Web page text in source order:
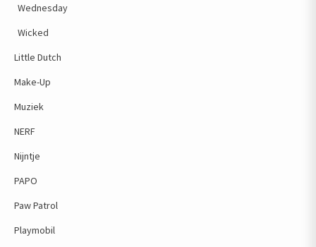
Wednesday
Wicked
Little Dutch
Make-Up
Muziek
NERF
Nijntje
PAPO
Paw Patrol
Playmobil